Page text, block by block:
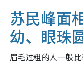
苏民峰面
幼、眼珠
眉毛过粗的人一般